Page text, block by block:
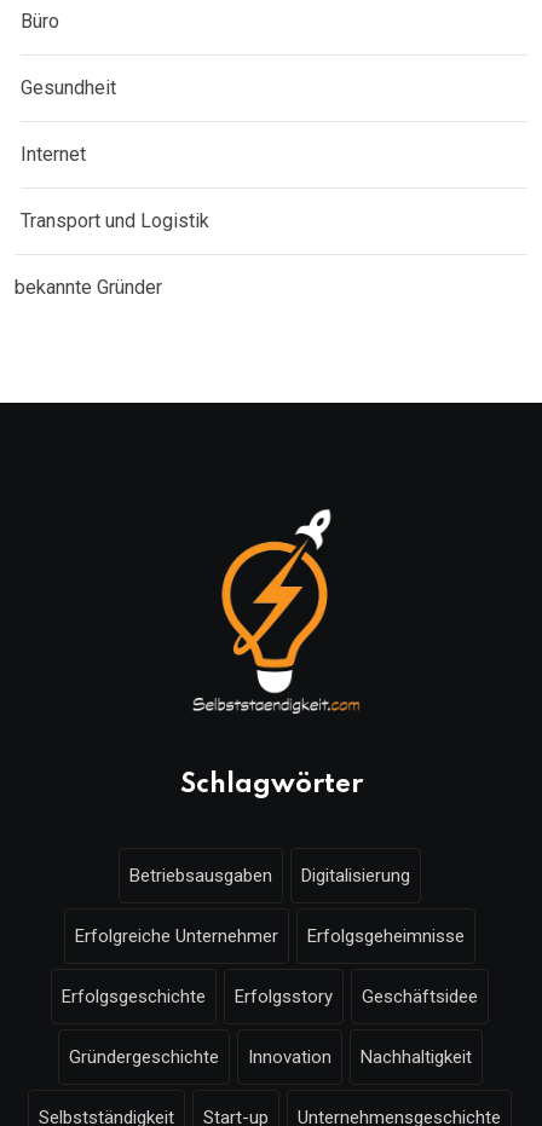
Büro
Gesundheit
Internet
Transport und Logistik
bekannte Gründer
Schlagwörter
Betriebsausgaben Digitalisierung
Erfolgreiche Unternehmer Erfolgsgeheimnisse
Erfolgsgeschichte Erfolgsstory Geschäftsidee
Gründergeschichte Innovation Nachhaltigkeit
Selbstständigkeit Start-up Unternehmensgeschichte